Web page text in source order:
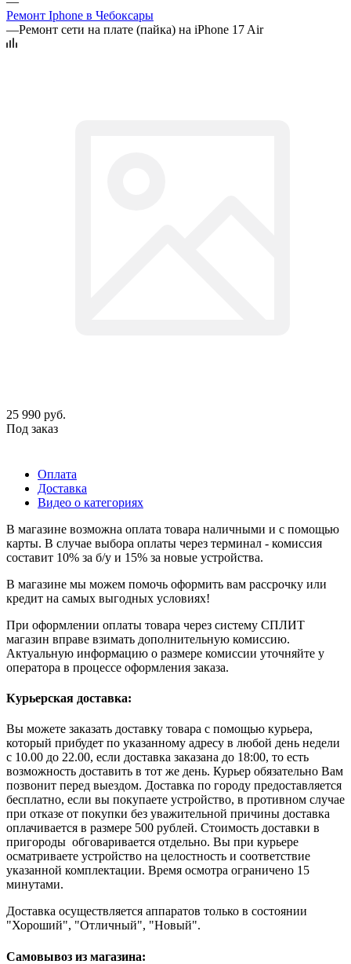
Ремонт Iphone в Чебоксары
—Ремонт сети на плате (пайка) на iPhone 17 Air
25 990 руб.
Под заказ
Оплата
Доставка
Видео о категориях
В магазине возможна оплата товара наличными и с помощью
карты. В случае выбора оплаты через терминал - комиссия
составит 10% за б/у и 15% за новые устройства.
В магазине мы можем помочь оформить вам рассрочку или
кредит на самых выгодных условиях!
При оформлении оплаты товара через систему СПЛИТ
магазин вправе взимать дополнительную комиссию.
Актуальную информацию о размере комиссии уточняйте у
оператора в процессе оформления заказа.
Курьерская доставка:
Вы можете заказать доставку товара с помощью курьера,
который прибудет по указанному адресу в любой день недели
с 10.00 до 22.00, если доставка заказана до 18:00, то есть
возможность доставить в тот же день. Курьер обязательно Вам
позвонит перед выездом. Доставка по городу предоставляется
бесплатно, если вы покупаете устройство, в противном случае
при отказе от покупки без уважительной причины доставка
оплачивается в размере 500 рублей. Стоимость доставки в
пригороды обговаривается отдельно. Вы при курьере
осматриваете устройство на целостность и соответствие
указанной комплектации. Время осмотра ограничено 15
минутами.
Доставка осуществляется аппаратов только в состоянии
"Хороший", "Отличный", "Новый".
Самовывоз из магазина: